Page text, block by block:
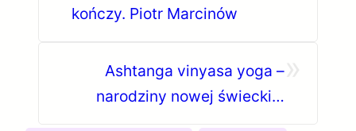
kończy. Piotr Marcinów
Ashtanga vinyasa yoga –
narodziny nowej świeckiej